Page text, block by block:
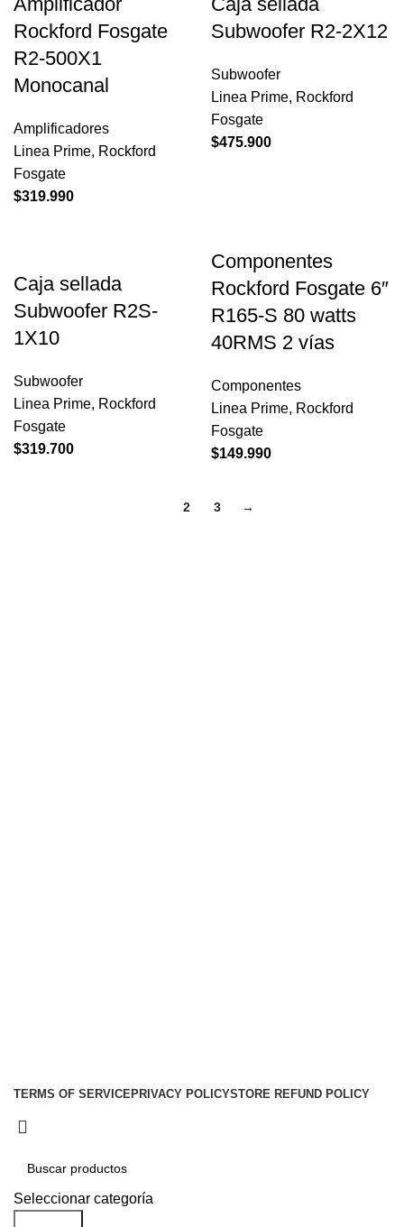
Rockford Fosgate
R2-500X1
Monocanal
Amplificadores
Linea Prime, Rockford
Fosgate
$319.990
Subwoofer R2-2X12
Subwoofer
Linea Prime, Rockford
Fosgate
$475.900
Caja sellada
Subwoofer R2S-
1X10
Subwoofer
Linea Prime, Rockford
Fosgate
$319.700
Componentes
Rockford Fosgate 6″
R165-S 80 watts
40RMS 2 vías
Componentes
Linea Prime, Rockford
Fosgate
$149.990
2 3 →
TERMS OF SERVICEPRIVACY POLICYSTORE REFUND POLICY
Seleccionar categoría